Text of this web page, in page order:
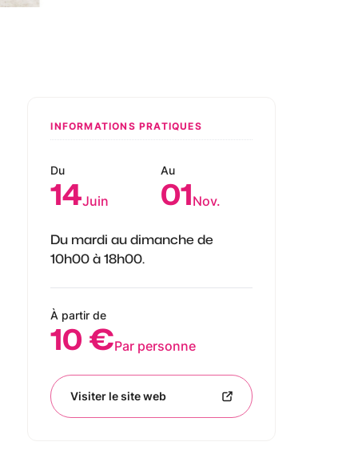
INFORMATIONS PRATIQUES
Du
14Juin
Au
01Nov.
Du mardi au dimanche de
10h00 à 18h00.
À partir de
10 €Par personne
Visiter le site web